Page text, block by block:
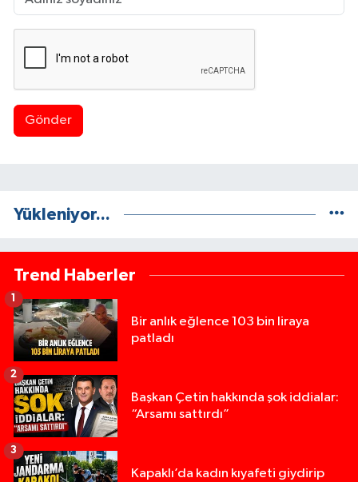
Gönder
Yükleniyor...
Trend Haberler
Bir anlık eğlence 103 bin liraya
patladı
1
Başkan Çetin hakkında şok iddialar:
“Arsamı sattırdı”
2
Kapaklı’da kadın kıyafeti giydirip
3